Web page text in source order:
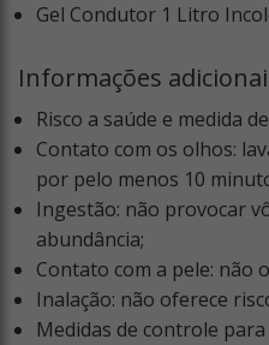
Gel Condutor 1 Litro
Informações
Risco a saúde e medida
Contato com os olhos:
por pelo menos 10
Ingestão: não provocar
abundância;
Contato com a pele: não
Inalação: não oferece
Medidas de controle